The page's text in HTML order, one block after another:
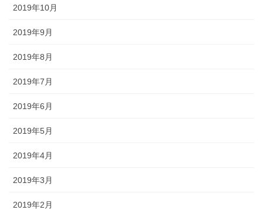
2019年10月
2019年9月
2019年8月
2019年7月
2019年6月
2019年5月
2019年4月
2019年3月
2019年2月